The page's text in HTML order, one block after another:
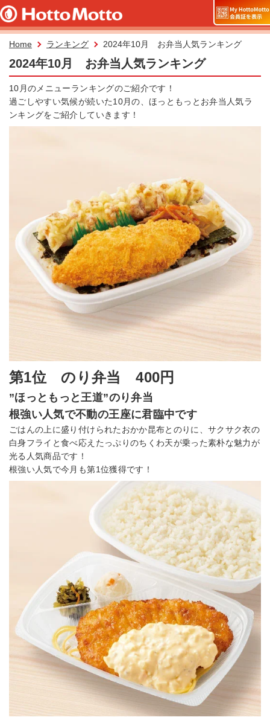
Home ランキング 2024年10月 お弁当人気ランキング
2024年10月 お弁当人気ランキング
10月のメニューランキングのご紹介です！
過ごしやすい気候が続いた10月の、ほっともっとお弁当人気ラ
ンキングをご紹介していきます！
第1位 のり弁当 400円
”ほっともっと王道”のり弁当
根強い人気で不動の王座に君臨中です
ごはんの上に盛り付けられたおかか昆布とのりに、サクサク衣の
白身フライと食べ応えたっぷりのちくわ天が乗った素朴な魅力が
光る人気商品です！
根強い人気で今月も第1位獲得です！